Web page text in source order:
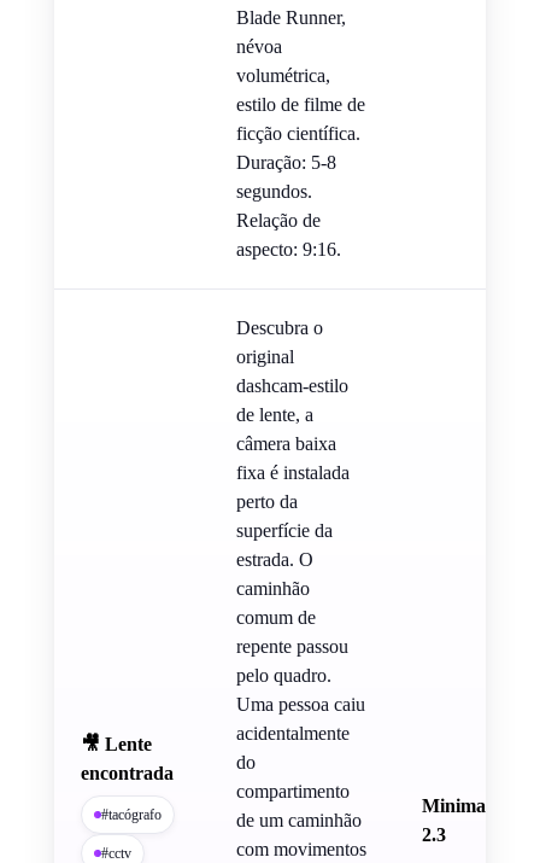
Blade Runner,
névoa
volumétrica,
estilo de filme de
ficção científica.
Duração: 5-8
segundos.
Relação de
aspecto: 9:16.
🎥 Lente
encontrada
#tacógrafo
#cctv
Descubra o
original
dashcam-estilo
de lente, a
câmera baixa
fixa é instalada
perto da
superfície da
estrada. O
caminhão
comum de
repente passou
pelo quadro.
Uma pessoa caiu
acidentalmente
do
compartimento
de um caminhão
com movimentos
Minimax
2.3